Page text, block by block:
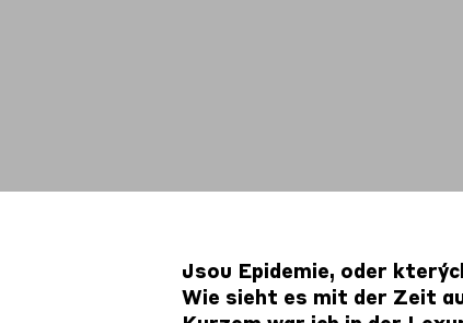
Jsou Epidemie, oder
Wie sieht es mit der Zeit